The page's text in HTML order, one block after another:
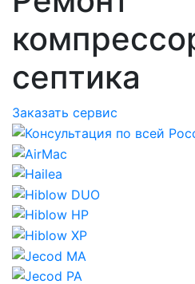
септика
Заказать сервис